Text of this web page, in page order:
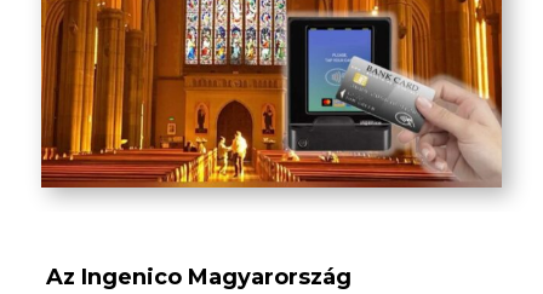
Az Ingenico Magyarország